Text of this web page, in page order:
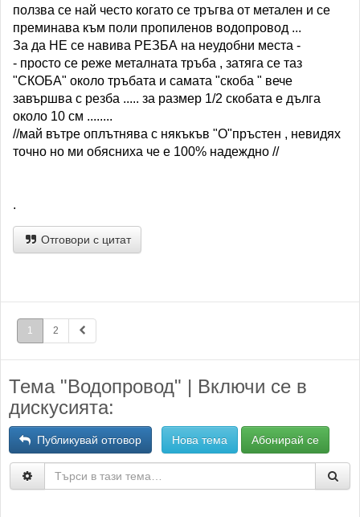
ползва се най често когато се тръгва от метален и се
преминава към поли пропиленов водопровод ...
За да НЕ се навива РЕЗБА на неудобни места -
- просто се реже металната тръба , затяга се таз
"СКОБА" около тръбата и самата "скоба " вече
завършва с резба ..... за размер 1/2 скобата е дълга
около 10 см ........
//май вътре оплътнява с някъкъв "О"пръстен , невидях
точно но ми обясниха че е 100% надеждно //
.
Отговори с цитат
1 2
Тема "Водопровод" | Включи се в
дискусията:
Публикувай отговор Нова тема Абонирай се